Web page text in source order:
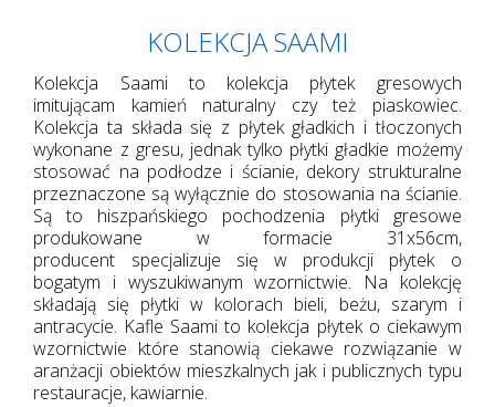
KOLEKCJA SAAMI
Kolekcja Saami to kolekcja płytek gresowych
imitującam kamień naturalny czy też piaskowiec.
Kolekcja ta składa się z płytek gładkich i tłoczonych
wykonane z gresu, jednak tylko płytki gładkie możemy
stosować na podłodze i ścianie, dekory strukturalne
przeznaczone są wyłącznie do stosowania na ścianie.
Są to hiszpańskiego pochodzenia płytki gresowe
produkowane w formacie 31x56cm,
producent specjalizuje się w produkcji płytek o
bogatym i wyszukiwanym wzornictwie. Na kolekcję
składają się płytki w kolorach bieli, beżu, szarym i
antracycie. Kafle Saami to kolekcja płytek o ciekawym
wzornictwie które stanowią ciekawe rozwiązanie w
aranżacji obiektów mieszkalnych jak i publicznych typu
restauracje, kawiarnie.